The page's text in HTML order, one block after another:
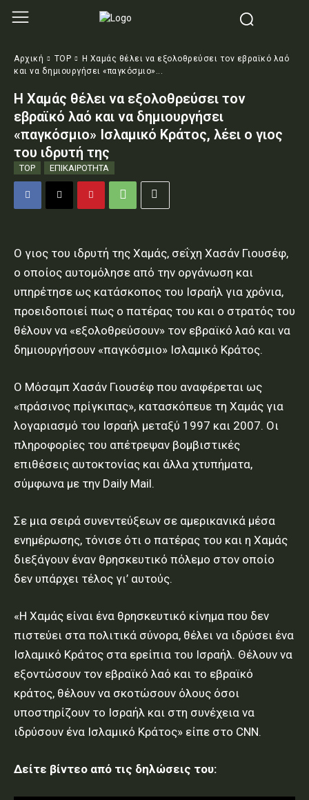
Αρχική TOP
Η Χαμάς θέλει να εξολοθρεύσει τον εβραϊκό λαό
και να δημιουργήσει «παγκόσμιο»...
Η Χαμάς θέλει να εξολοθρεύσει τον
εβραϊκό λαό και να δημιουργήσει
«παγκόσμιο» Ισλαμικό Κράτος, λέει ο γιος
του ιδρυτή της
TOP ΕΠΙΚΑΙΡΟΤΗΤΑ
Ο γιος του ιδρυτή της Χαμάς, σεΐχη Χασάν Γιουσέφ,
ο οποίος αυτομόλησε από την οργάνωση και
υπηρέτησε ως κατάσκοπος του Ισραήλ για χρόνια,
προειδοποιεί πως ο πατέρας του και ο στρατός του
θέλουν να «εξολοθρεύσουν» τον εβραϊκό λαό και να
δημιουργήσουν «παγκόσμιο» Ισλαμικό Κράτος.
Ο Μόσαμπ Χασάν Γιουσέφ που αναφέρεται ως
«πράσινος πρίγκιπας», κατασκόπευε τη Χαμάς για
λογαριασμό του Ισραήλ μεταξύ 1997 και 2007. Οι
πληροφορίες του απέτρεψαν βομβιστικές
επιθέσεις αυτοκτονίας και άλλα χτυπήματα,
σύμφωνα με την Daily Mail.
Σε μια σειρά συνεντεύξεων σε αμερικανικά μέσα
ενημέρωσης, τόνισε ότι ο πατέρας του και η Χαμάς
διεξάγουν έναν θρησκευτικό πόλεμο στον οποίο
δεν υπάρχει τέλος γι’ αυτούς.
«Η Χαμάς είναι ένα θρησκευτικό κίνημα που δεν
πιστεύει στα πολιτικά σύνορα, θέλει να ιδρύσει ένα
Ισλαμικό Κράτος στα ερείπια του Ισραήλ. Θέλουν να
εξοντώσουν τον εβραϊκό λαό και το εβραϊκό
κράτος, θέλουν να σκοτώσουν όλους όσοι
υποστηρίζουν το Ισραήλ και στη συνέχεια να
ιδρύσουν ένα Ισλαμικό Κράτος» είπε στο CNN.
Δείτε βίντεο από τις δηλώσεις του: